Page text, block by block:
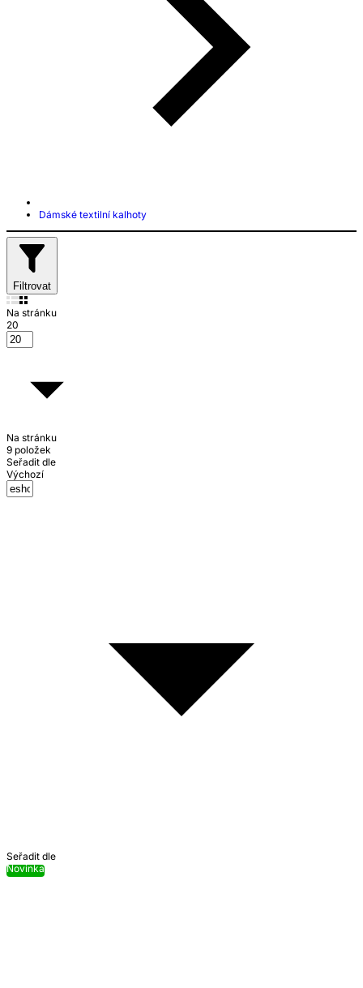
Dámské textilní kalhoty
Filtrovat
Na stránku
20
Na stránku
9 položek
Seřadit dle
Výchozí
Seřadit dle
Novinka